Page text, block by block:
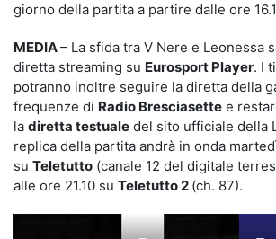
giorno della partita a partire dalle ore
MEDIA– La sfida tra V Nere e Leonessa
diretta streaming su Eurosport Player. I
potranno inoltre seguire la diretta della
frequenze di Radio Bresciasette e
la diretta testuale del sito ufficiale della
replica della partita andrà in onda
su Teletutto (canale 12 del digitale
alle ore 21.10 su Teletutto 2 (ch. 87).